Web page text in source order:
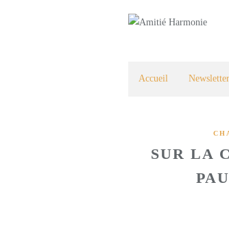
Accueil Newsletter
SUR LA